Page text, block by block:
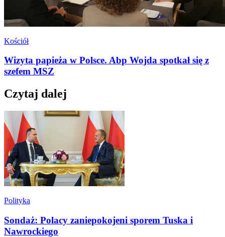
Kościół
Wizyta papieża w Polsce. Abp Wojda spotkał się z
szefem MSZ
Czytaj dalej
Polityka
Sondaż: Polacy zaniepokojeni sporem Tuska i
Nawrockiego